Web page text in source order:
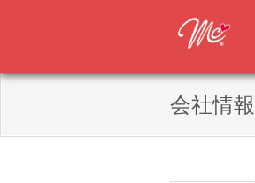
会社情報